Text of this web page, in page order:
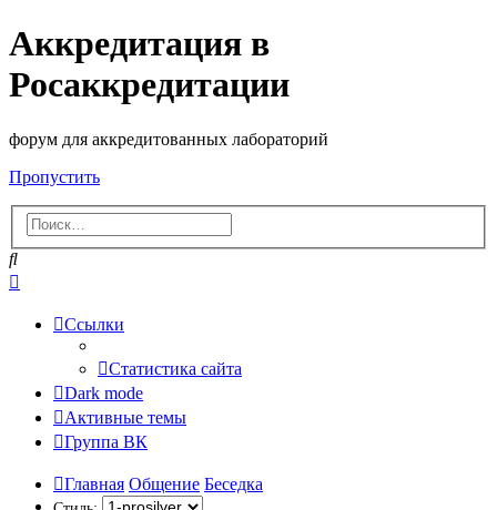
Аккредитация в
Росаккредитации
форум для аккредитованных лабораторий
Пропустить
Поиск
Ссылки
Статистика сайта
Dark mode
Активные темы
Группа ВК
Главная Общение Беседка